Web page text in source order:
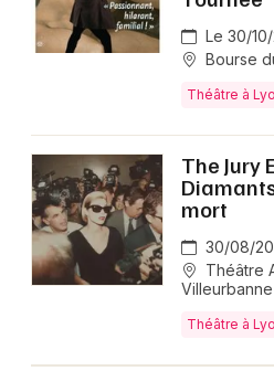
Le 30/
Bourse
Théâtre à
The Jury
mort
30/08/
Théâtre
Villeurbanne
Théâtre à